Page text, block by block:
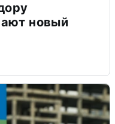
новый